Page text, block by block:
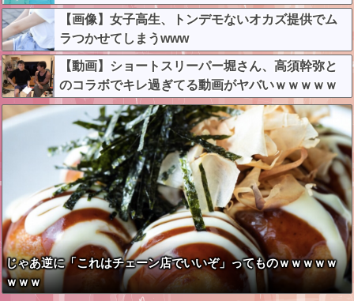
ｗｗ
【画像】女子高生、トンデモないオカズ提供でム
ラつかせてしまうwww
【動画】ショートスリーパー堀さん、高須幹弥と
のコラボでキレ過ぎてる動画がヤバいｗｗｗｗｗ
じゃあ逆に「これはチェーン店でいいぞ」ってものｗｗｗｗｗ
ｗｗｗ